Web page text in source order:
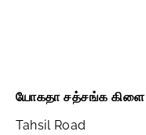
யோகதா சத்சங்க கிளை
Tahsil Road